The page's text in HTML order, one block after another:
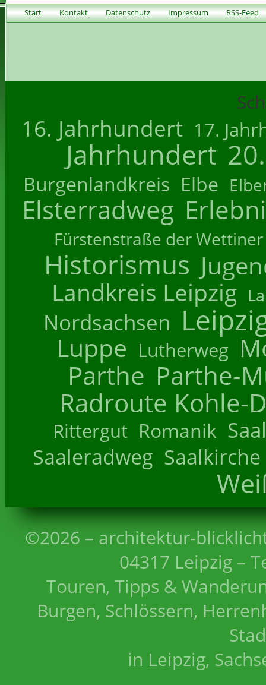
Start Kontakt Datenschutz Impressum RSS-Feed
16. Jahrhundert 17.
Jahrhundert
Burgenlandkreis Elbe
Elsterradweg
Fürstenstraße der Wettiner
Historismus
Landkreis Leipzig
Nordsachsen
Luppe Lutherweg
Parthe Parthe-
Radroute Kohle-
Rittergut Romanik
Saaleradweg Saalkirche
©2026 – architektur-
04317 Leipzig –
Touren, Tipps &
Burgen, Schlössern,
in Leipzig,